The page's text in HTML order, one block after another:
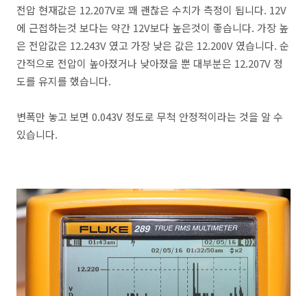
전압 현재값은 12.207V로 꽤 괜찮은 수치가 측정이 됩니다. 12V
에 근접하는것 보다는 약간 12V보다 높은것이 좋습니다. 가장 높
은 전압값은 12.243V 였고 가장 낮은 값은 12.200V 였습니다. 순
간적으로 전압이 높아졌거나 낮아졌을 뿐 대부분은 12.207V 정
도를 유지를 했습니다.
변폭만 놓고 보면 0.043V 정도로 무척 안정적이라는 것을 알 수
있습니다.